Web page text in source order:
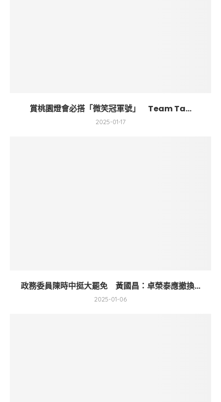
賞桃園燈會必搭「微笑冠軍號」 Team Ta...
2025-01-17
政務委員陳時中挺大罷免 黃國昌：卓榮泰應撤換...
2025-01-06